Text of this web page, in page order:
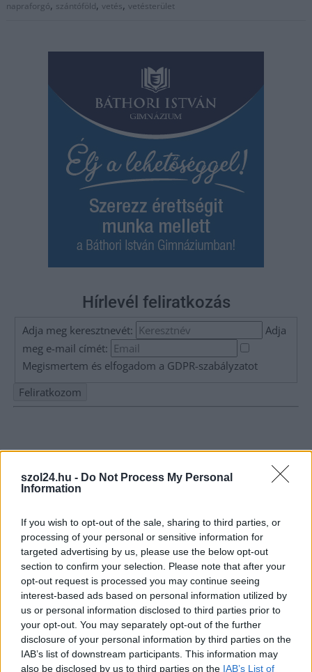
szol24.hu - Do Not Process My Personal
Information
If you wish to opt-out of the sale, sharing to third parties, or
processing of your personal or sensitive information for
targeted advertising by us, please use the below opt-out
section to confirm your selection. Please note that after your
opt-out request is processed you may continue seeing
interest-based ads based on personal information utilized by
us or personal information disclosed to third parties prior to
your opt-out. You may separately opt-out of the further
disclosure of your personal information by third parties on the
IAB’s list of downstream participants. This information may
also be disclosed by us to third parties on the IAB’s List of
napraforgó, szántóföld,vetés,vetésterület
Hírlevél feliratkozás
Adja meg keresztnevét:
Adja
meg e-mail címét:
Megismertem és elfogadom a GDPR-szabályzatot
postaládájába érkezik!
Hétfőn kezdik, csütörtökön végeznek – lezárás miatt
fennakadásokra és pótlóbuszos közlekedésre számítsunk az
egyik Jász-Nagykun-Szolnok megyei vasútvonalon
Visszaszámlálás indul: -1, 0, Sziget!
Már magasabb szinten is nyomoznak Szijjártó
büntetőügyében, vesztegetés miatt 3 év letöltendőt kaphat és
ez csak az egyik botrány